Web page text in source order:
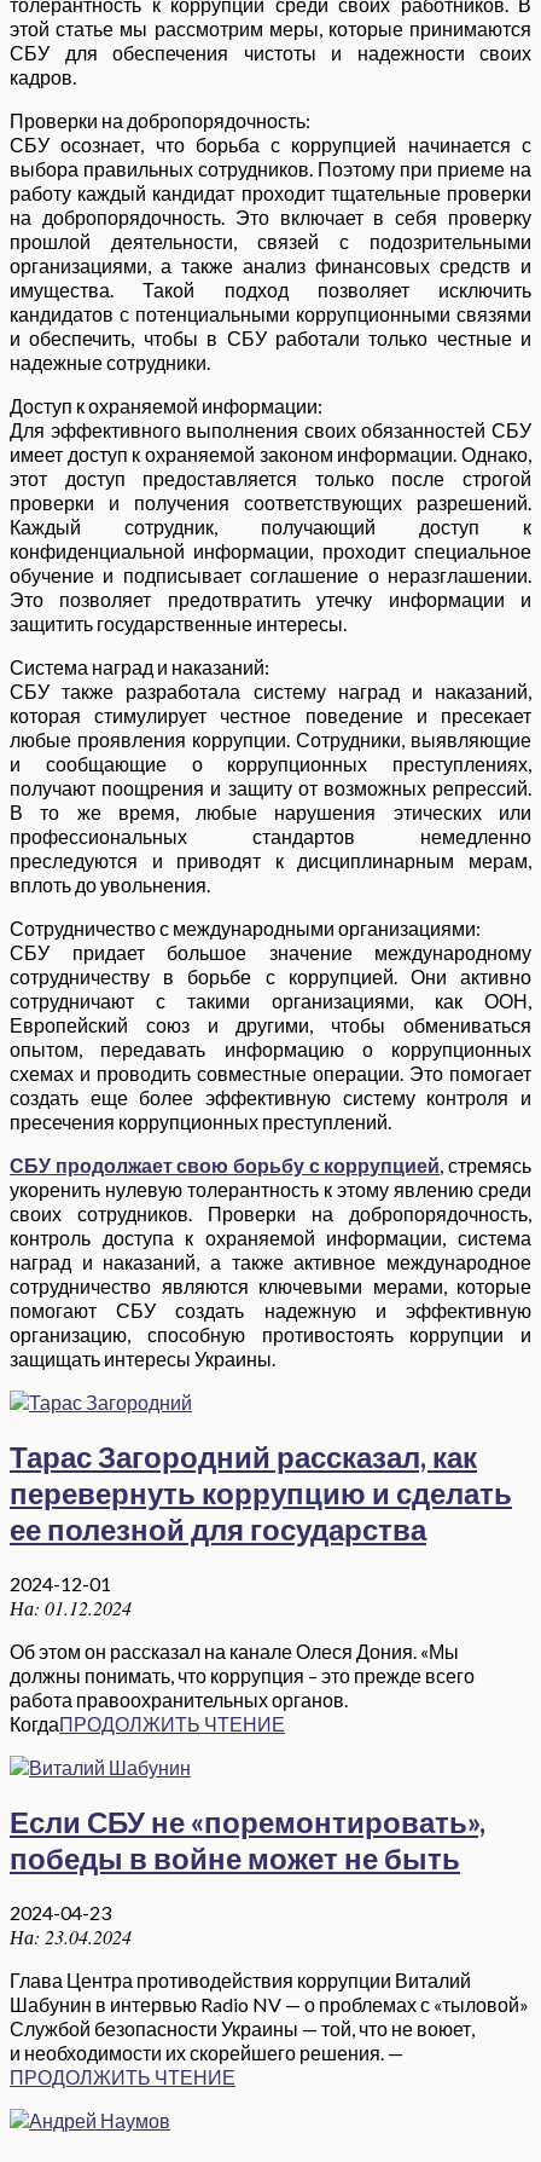
этой статье мы рассмотрим меры, которые принимаются
СБУ для обеспечения чистоты и надежности своих
кадров.
Проверки на добропорядочность:
СБУ осознает, что борьба с коррупцией начинается с
выбора правильных сотрудников. Поэтому при приеме на
работу каждый кандидат проходит тщательные проверки
на добропорядочность. Это включает в себя проверку
прошлой деятельности, связей с подозрительными
организациями, а также анализ финансовых средств и
имущества. Такой подход позволяет исключить
кандидатов с потенциальными коррупционными связями
и обеспечить, чтобы в СБУ работали только честные и
надежные сотрудники.
Доступ к охраняемой информации:
Для эффективного выполнения своих обязанностей СБУ
имеет доступ к охраняемой законом информации. Однако,
этот доступ предоставляется только после строгой
проверки и получения соответствующих разрешений.
Каждый сотрудник, получающий доступ к
конфиденциальной информации, проходит специальное
обучение и подписывает соглашение о неразглашении.
Это позволяет предотвратить утечку информации и
защитить государственные интересы.
Система наград и наказаний:
СБУ также разработала систему наград и наказаний,
которая стимулирует честное поведение и пресекает
любые проявления коррупции. Сотрудники, выявляющие
и сообщающие о коррупционных преступлениях,
получают поощрения и защиту от возможных репрессий.
В то же время, любые нарушения этических или
профессиональных стандартов немедленно
преследуются и приводят к дисциплинарным мерам,
вплоть до увольнения.
Сотрудничество с международными организациями:
СБУ придает большое значение международному
сотрудничеству в борьбе с коррупцией. Они активно
сотрудничают с такими организациями, как ООН,
Европейский союз и другими, чтобы обмениваться
опытом, передавать информацию о коррупционных
схемах и проводить совместные операции. Это помогает
создать еще более эффективную систему контроля и
пресечения коррупционных преступлений.
СБУ продолжает свою борьбу с коррупцией, стремясь
укоренить нулевую толерантность к этому явлению среди
своих сотрудников. Проверки на добропорядочность,
контроль доступа к охраняемой информации, система
наград и наказаний, а также активное международное
сотрудничество являются ключевыми мерами, которые
помогают СБУ создать надежную и эффективную
организацию, способную противостоять коррупции и
защищать интересы Украины.
Тарас Загородний рассказал, как
перевернуть коррупцию и сделать
ее полезной для государства
2024-12-01
На: 01.12.2024
Об этом он рассказал на канале Олеся Дония. «Мы
должны понимать, что коррупция – это прежде всего
работа правоохранительных органов.
КогдаПРОДОЛЖИТЬ ЧТЕНИЕ
Если СБУ не «поремонтировать»,
победы в войне может не быть
2024-04-23
На: 23.04.2024
Глава Центра противодействия коррупции Виталий
Шабунин в интервью Radio NV — о проблемах с «тыловой»
Службой безопасности Украины — той, что не воюет,
и необходимости их скорейшего решения. —
ПРОДОЛЖИТЬ ЧТЕНИЕ